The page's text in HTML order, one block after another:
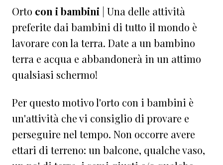
Orto con i bambini | Una delle attività
preferite dai bambini di tutto il mondo è
lavorare con la terra. Date a un bambino
terra e acqua e abbandonerà in un attimo
qualsiasi schermo!
Per questo motivo l'orto con i bambini è
un'attività che vi consiglio di provare e
perseguire nel tempo. Non occorre avere
ettari di terreno: un balcone, qualche vaso,